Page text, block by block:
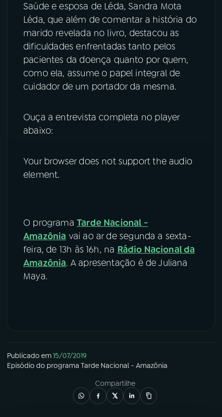
Saúde e esposa de Léda, Sandra Mota
Léda, que além de comentar a história do
marido revelada no livro, destacou as
dificuldades enfrentadas tanto pelos
pacientes da doença quanto por quem,
como ela, assume o papel integral de
cuidador de um portador da mesma.
Ouça a entrevista completa no player
abaixo:
Your browser does not support the audio
element.
O programa Tarde Nacional -
Amazônia vai ao ar de segunda a sexta-
feira, de 13h às 16h, na Rádio Nacional da
Amazônia. A apresentação é de Juliana
Maya.
Publicado em15/07/2019
Episódio do programa Tarde Nacional - Amazônia
Compartilhe